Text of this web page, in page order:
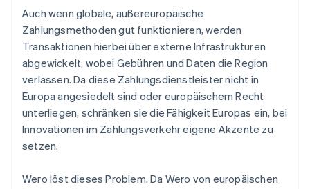
Auch wenn globale, außereuropäische
Zahlungsmethoden gut funktionieren, werden
Transaktionen hierbei über externe Infrastrukturen
abgewickelt, wobei Gebühren und Daten die Region
verlassen. Da diese Zahlungsdienstleister nicht in
Europa angesiedelt sind oder europäischem Recht
unterliegen, schränken sie die Fähigkeit Europas ein, bei
Innovationen im Zahlungsverkehr eigene Akzente zu
setzen.
Wero löst dieses Problem. Da Wero von europäischen